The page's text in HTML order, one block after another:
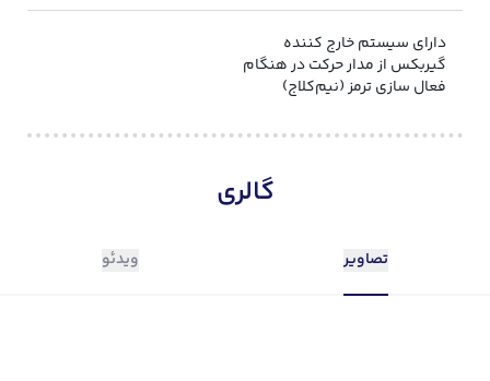
دارای سیستم خارج کننده
گیربکس از مدار حرکت در هنگام
فعال سازی ترمز (نیم‌کلاج)
گالری
تصاویر ویدئو